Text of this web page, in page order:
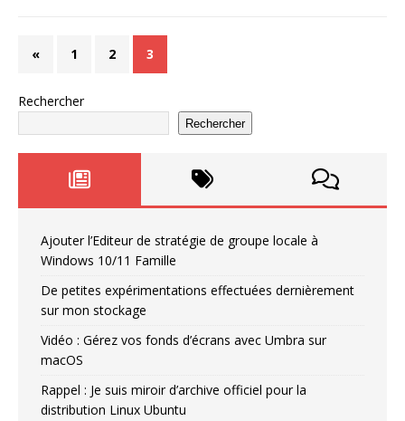
« 1 2 3
Rechercher
Rechercher
Ajouter l’Editeur de stratégie de groupe locale à
Windows 10/11 Famille
De petites expérimentations effectuées dernièrement
sur mon stockage
Vidéo : Gérez vos fonds d’écrans avec Umbra sur
macOS
Rappel : Je suis miroir d’archive officiel pour la
distribution Linux Ubuntu